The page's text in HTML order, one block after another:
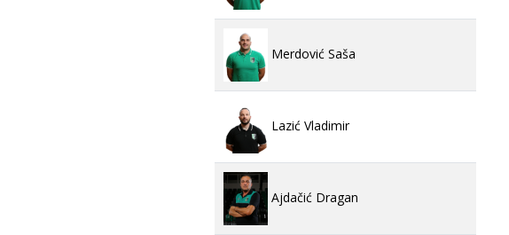
Merdović Saša
Lazić Vladimir
Ajdačić Dragan